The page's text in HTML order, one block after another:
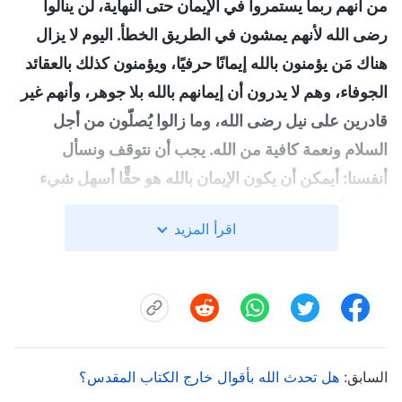
من أنهم ربما يستمروا في الإيمان حتى النهاية، لن ينالوا
رضى الله لأنهم يمشون في الطريق الخطأ. اليوم لا يزال
هناك مَن يؤمنون بالله إيمانًا حرفيًا، ويؤمنون كذلك بالعقائد
الجوفاء، وهم لا يدرون أن إيمانهم بالله بلا جوهر، وأنهم غير
قادرين على نيل رضى الله، وما زالوا يُصلّون من أجل
السلام ونعمة كافية من الله. يجب أن نتوقف ونسأل
أنفسنا: أيمكن أن يكون الإيمان بالله هو حقًّا أسهل شيء
منه؟ هل يمكن لمن يؤمنون بالله ولا يعرفونه ويؤمنون بالله
الجسد")
. بدت هذه الكلمات عذبةً وجديدةً جدًا. فتعلّقت بها
فورًا. لم أكن قد فكّرت قط في الأسئلة المطروحة تحديدًا
في نهاية هذا المقطع من قبل. ففكرت: "هذا مذهل!
كلمات مَن هذه؟ مقطع صغير كهذا يكشف بالكامل عن
اقرأ المزيد
السابق: هل تحدث الله بأقوال خارج الكتاب المقدس؟